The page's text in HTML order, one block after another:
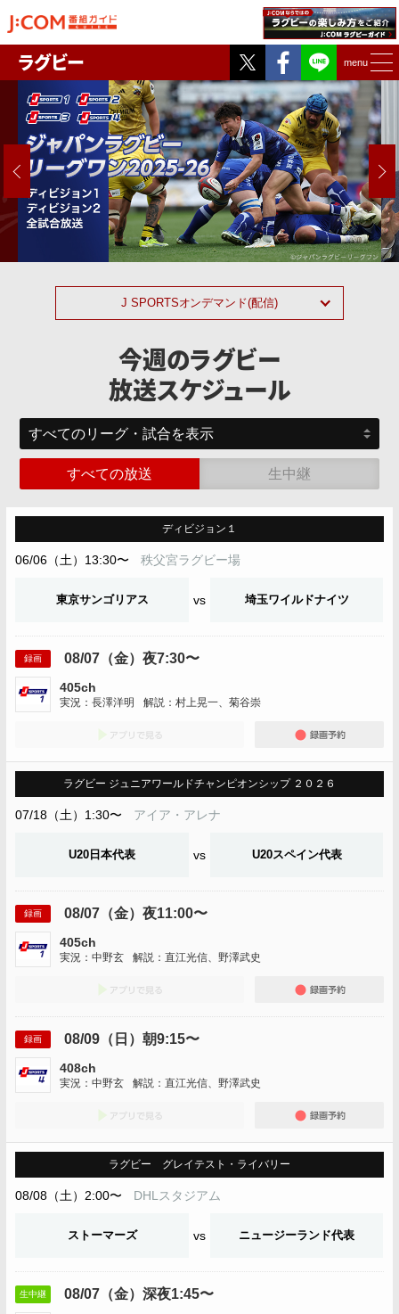
Twitter
Facebook
menu
ラグビー
NEXT
J SPORTSオンデマンド(配信)
今週のラグビー
放送スケジュール
すべての放送 生中継
ディビジョン１
06/06（土）13:30〜 秩父宮ラグビー場
東京サンゴリアス vs 埼玉ワイルドナイツ
録画 08/07（金）夜7:30〜
405ch
実況：長澤洋明 解説：村上晃一、菊谷崇
ラグビー ジュニアワールドチャンピオンシップ ２０２６
07/18（土）1:30〜 アイア・アレナ
U20日本代表 vs U20スペイン代表
録画 08/07（金）夜11:00〜
405ch
実況：中野玄 解説：直江光信、野澤武史
録画 08/09（日）朝9:15〜
408ch
実況：中野玄 解説：直江光信、野澤武史
ラグビー グレイテスト・ライバリー
08/08（土）2:00〜 DHLスタジアム
ストーマーズ vs ニュージーランド代表
生中継 08/07（金）深夜1:45〜